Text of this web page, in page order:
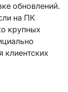
обновлений.
на ПК
крупных
клиентских